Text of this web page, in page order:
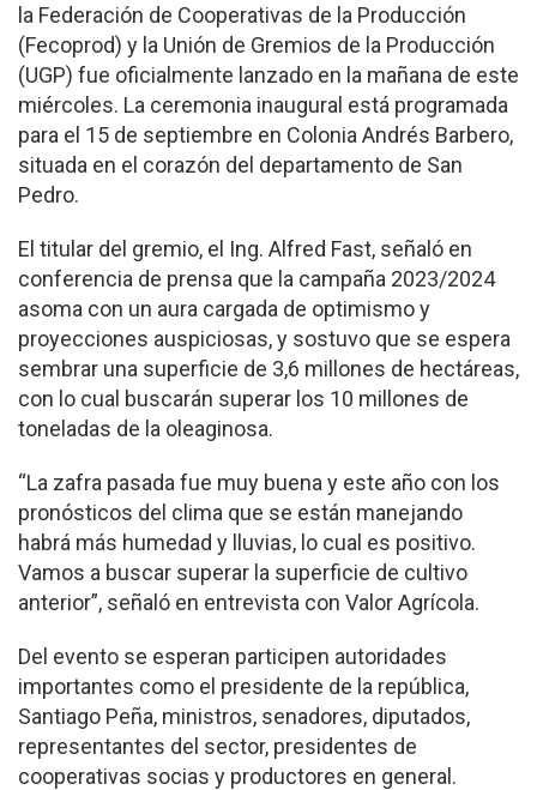
la Federación de Cooperativas de la Producción
(Fecoprod) y la Unión de Gremios de la Producción
(UGP) fue oficialmente lanzado en la mañana de este
miércoles. La ceremonia inaugural está programada
para el 15 de septiembre en Colonia Andrés Barbero,
situada en el corazón del departamento de San
Pedro.
El titular del gremio, el Ing. Alfred Fast, señaló en
conferencia de prensa que la campaña 2023/2024
asoma con un aura cargada de optimismo y
proyecciones auspiciosas, y sostuvo que se espera
sembrar una superficie de 3,6 millones de hectáreas,
con lo cual buscarán superar los 10 millones de
toneladas de la oleaginosa.
“La zafra pasada fue muy buena y este año con los
pronósticos del clima que se están manejando
habrá más humedad y lluvias, lo cual es positivo.
Vamos a buscar superar la superficie de cultivo
anterior”, señaló en entrevista con Valor Agrícola.
Del evento se esperan participen autoridades
importantes como el presidente de la república,
Santiago Peña, ministros, senadores, diputados,
representantes del sector, presidentes de
cooperativas socias y productores en general.